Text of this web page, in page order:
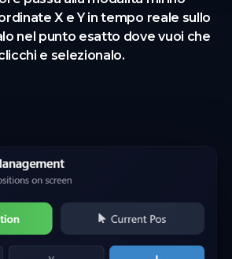
X e Y in tempo reale sullo
nel punto esatto dove vuoi che
e selezionalo.